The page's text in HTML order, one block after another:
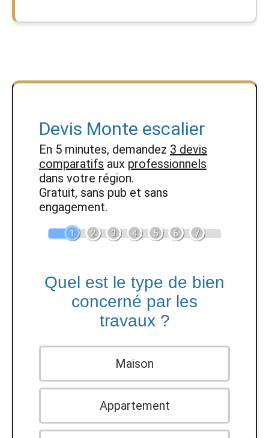
Devis Monte escalier
En 5 minutes, demandez 3 devis
comparatifs aux professionnels
dans votre région.
Gratuit, sans pub et sans
engagement.
1 2 3 4 5 6 7
Quel est le type de bien
concerné par les
travaux ?
Maison
Appartement